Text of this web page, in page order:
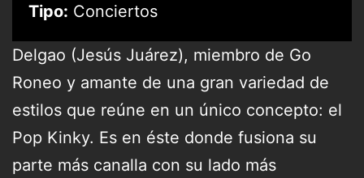
Tipo: Conciertos
Delgao (Jesús Juárez), miembro de Go
Roneo y amante de una gran variedad de
estilos que reúne en un único concepto: el
Pop Kinky. Es en éste donde fusiona su
parte más canalla con su lado más